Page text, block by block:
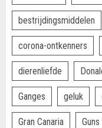
bestrijdingsmiddelen
corona-ontkenners
dierenliefde
Ganges geluk
Gran Canaria